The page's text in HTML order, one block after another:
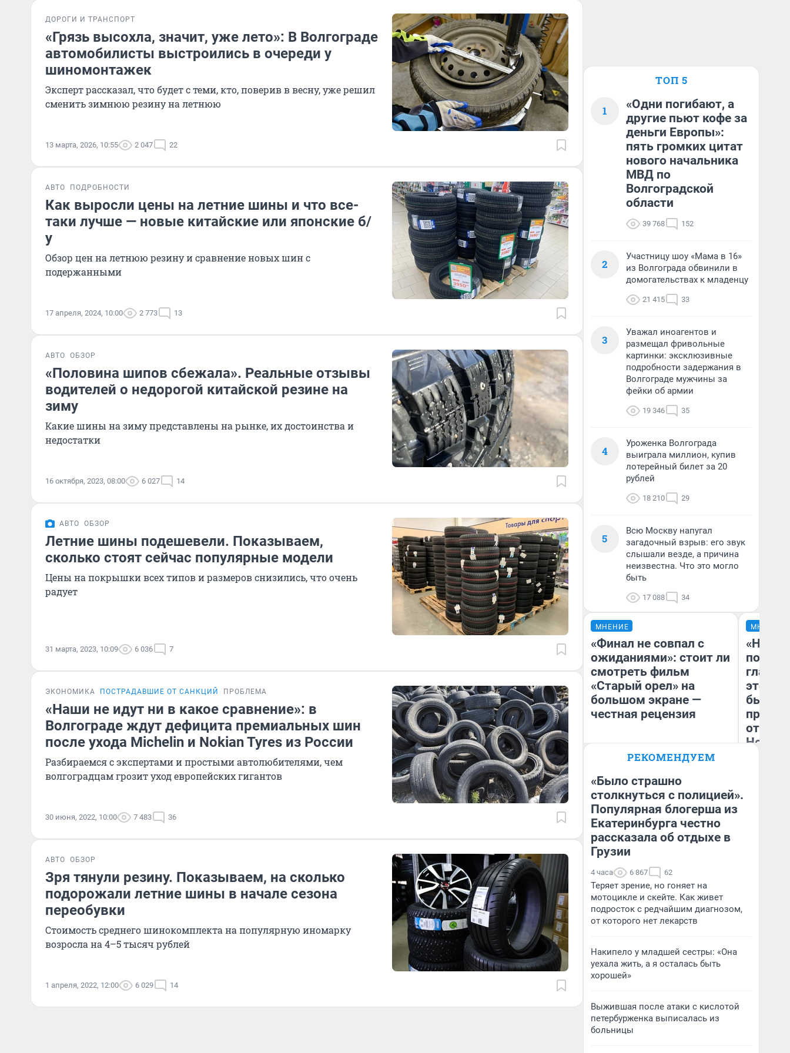
ДОРОГИ И ТРАНСПОРТ
«Грязь высохла, значит, уже лето»: В Волгограде
автомобилисты выстроились в очереди у
шиномонтажек
Эксперт рассказал, что будет с теми, кто, поверив в весну, уже решил
сменить зимнюю резину на летнюю
13 марта, 2026, 10:55 2 047 22
АВТО ПОДРОБНОСТИ
Как выросли цены на летние шины и что все-
таки лучше — новые китайские или японские б/
у
Обзор цен на летнюю резину и сравнение новых шин с
подержанными
17 апреля, 2024, 10:00 2 773 13
АВТО ОБЗОР
«Половина шипов сбежала». Реальные отзывы
водителей о недорогой китайской резине на
зиму
Какие шины на зиму представлены на рынке, их достоинства и
недостатки
16 октября, 2023, 08:00 6 027 14
АВТО ОБЗОР
Летние шины подешевели. Показываем,
сколько стоят сейчас популярные модели
Цены на покрышки всех типов и размеров снизились, что очень
радует
31 марта, 2023, 10:09 6 036 7
ЭКОНОМИКА ПОСТРАДАВШИЕ ОТ САНКЦИЙ ПРОБЛЕМА
«Наши не идут ни в какое сравнение»: в
Волгограде ждут дефицита премиальных шин
после ухода Michelin и Nokian Tyres из России
Разбираемся с экспертами и простыми автолюбителями, чем
волгоградцам грозит уход европейских гигантов
30 июня, 2022, 10:00 7 483 36
АВТО ОБЗОР
Зря тянули резину. Показываем, на сколько
подорожали летние шины в начале сезона
переобувки
Стоимость среднего шинокомплекта на популярную иномарку
возросла на 4–5 тысяч рублей
1 апреля, 2022, 12:00 6 029 14
ТОП 5
1
«Одни погибают, а
другие пьют кофе за
деньги Европы»:
пять громких цитат
нового начальника
МВД по
Волгоградской
области
39 768 152
2
Участницу шоу «Мама в 16»
из Волгограда обвинили в
домогательствах к младенцу
21 415 33
3
Уважал иноагентов и
размещал фривольные
картинки: эксклюзивные
подробности задержания в
Волгограде мужчины за
фейки об армии
19 346 35
4
Уроженка Волгограда
выиграла миллион, купив
лотерейный билет за 20
рублей
18 210 29
5
Всю Москву напугал
загадочный взрыв: его звук
слышали везде, а причина
неизвестна. Что это могло
быть
17 088 34
МНЕНИЕ
«Финал не совпал с
ожиданиями»: стоит ли
смотреть фильм
«Старый орел» на
большом экране —
честная рецензия
Надежда Губарь
МНЕНИЕ
этого
бьет
отзыв
Нолана
РЕКОМЕНДУЕМ
«Было страшно
столкнуться с полицией».
Популярная блогерша из
Екатеринбурга честно
рассказала об отдыхе в
Грузии
4 часа 6 867 62
Теряет зрение, но гоняет на
мотоцикле и скейте. Как живет
подросток с редчайшим диагнозом,
от которого нет лекарств
Накипело у младшей сестры: «Она
уехала жить, а я осталась быть
хорошей»
Выжившая после атаки с кислотой
петербурженка выписалась из
больницы